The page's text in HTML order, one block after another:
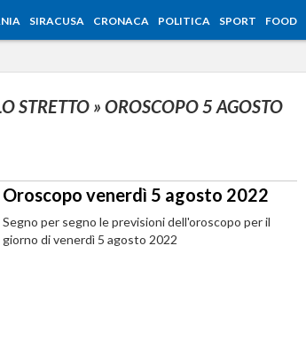
SIRACUSA CRONACA POLITICA SPORT FOOD
STRETTO » OROSCOPO 5 AGOSTO
Oroscopo venerdì 5 agosto 2022
Segno per segno le previsioni dell'oroscopo per il
giorno di venerdì 5 agosto 2022